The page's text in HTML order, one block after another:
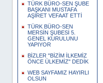
TÜRK BÜRO-SEN ŞUBE
BAŞKANI MUSTAFA
AŞİRET VEFAAT ETTİ
TÜRK BÜRO-SEN
MERSİN ŞUBESİ 5.
GENEL KURULUNU
YAPIYOR
BİZLER "BİZİM İLKEMİZ
ÖNCE ÜLKEMİZ" DEDİK
WEB SAYFAMIZ HAYIRLI
OLSUN